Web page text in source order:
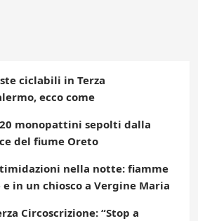
ciclabili in Terza
ecco come
monopattini sepolti dalla
del fiume Oreto
nella notte: fiamme
in un chiosco a Vergine Maria
Circoscrizione: “Stop a